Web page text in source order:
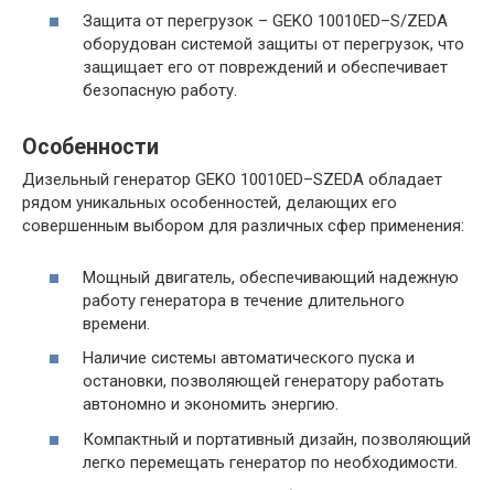
Защита от перегрузок – GEKO 10010ED–S/ZEDA
оборудован системой защиты от перегрузок, что
защищает его от повреждений и обеспечивает
безопасную работу.
Особенности
Дизельный генератор GEKO 10010ED–SZEDA обладает
рядом уникальных особенностей, делающих его
совершенным выбором для различных сфер применения:
Мощный двигатель, обеспечивающий надежную
работу генератора в течение длительного
времени.
Наличие системы автоматического пуска и
остановки, позволяющей генератору работать
автономно и экономить энергию.
Компактный и портативный дизайн, позволяющий
легко перемещать генератор по необходимости.